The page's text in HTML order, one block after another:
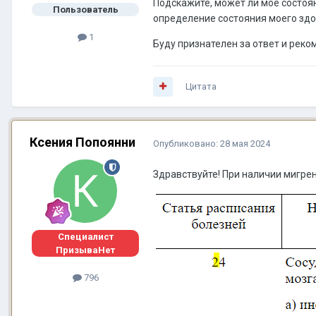
Пользователь
1
Подскажите, может ли моё
определение состояния моего
Буду признателен за ответ и
Цитата
Ксения Попоянни
Специалист
ПризываНет
796
Опубликовано: 28 мая 2024
Здравствуйте! При наличии